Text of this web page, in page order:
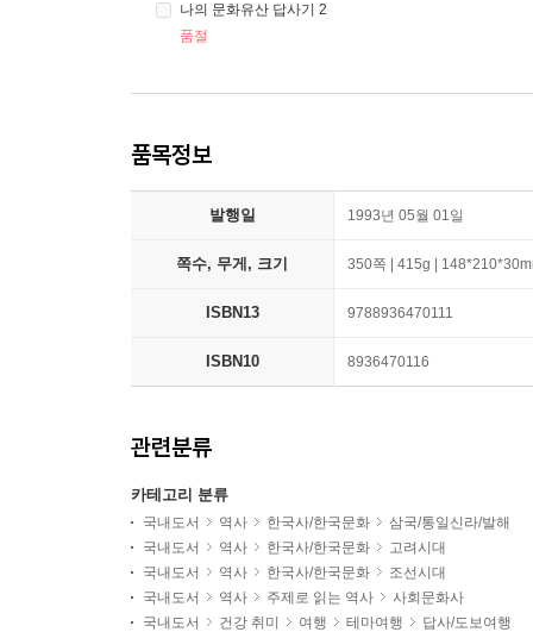
나의 문화유산 답사기 2
품절
품목정보
발행일 1993년 05월 01일
쪽수, 무게, 크기 350쪽 | 415g |
ISBN13 9788936470111
ISBN10 8936470116
관련분류
카테고리 분류
국내도서 역사 한국사/한국문화
삼국/통일신라/발해
국내도서
역사 한국사/한국문화
고려시대
국내도서
역사 한국사/한국문화
조선시대
국내도서
역사 주제로 읽는 역사
사회문화사
국내도서
건강 취미 여행 테마여행
답사/도보여행